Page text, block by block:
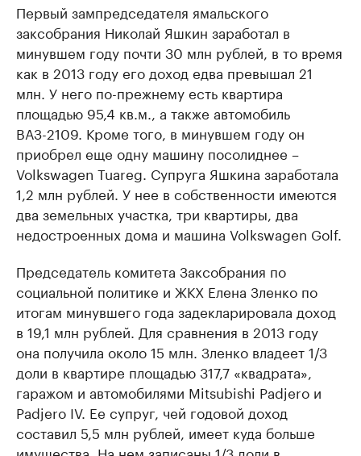
Первый зампредседателя ямальского
заксобрания Николай Яшкин заработал в
минувшем году почти 30 млн рублей, в то время
как в 2013 году его доход едва превышал 21
млн. У него по-прежнему есть квартира
площадью 95,4 кв.м., а также автомобиль
ВАЗ-2109. Кроме того, в минувшем году он
приобрел еще одну машину посолиднее –
Volkswagen Tuareg. Супруга Яшкина заработала
1,2 млн рублей. У нее в собственности имеются
два земельных участка, три квартиры, два
недостроенных дома и машина Volkswagen Golf.
Председатель комитета Заксобрания по
социальной политике и ЖКХ Елена Зленко по
итогам минувшего года задекларировала доход
в 19,1 млн рублей. Для сравнения в 2013 году
она получила около 15 млн. Зленко владеет 1/3
доли в квартире площадью 317,7 «квадрата»,
гаражом и автомобилями Mitsubishi Padjero и
Padjero IV. Ее супруг, чей годовой доход
составил 5,5 млн рублей, имеет куда больше